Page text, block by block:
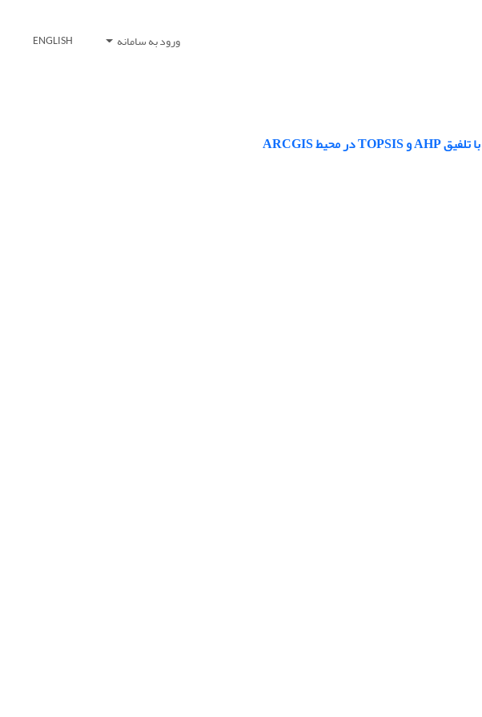
ورود به سامانه ENGLISH